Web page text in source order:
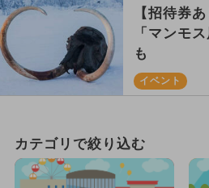
【招待券
「マンモ
も
イベント
カテゴリで絞り込む